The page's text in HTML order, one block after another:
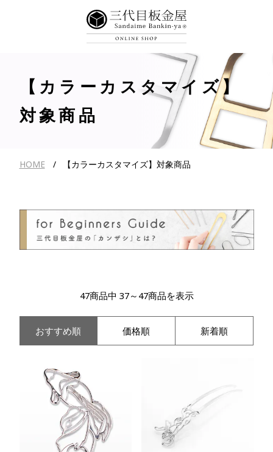
【カラーカスタマイズ】
対象商品
HOME 【カラーカスタマイズ】対象商品
47商品中 37～47商品を表示
おすすめ順 価格順 新着順